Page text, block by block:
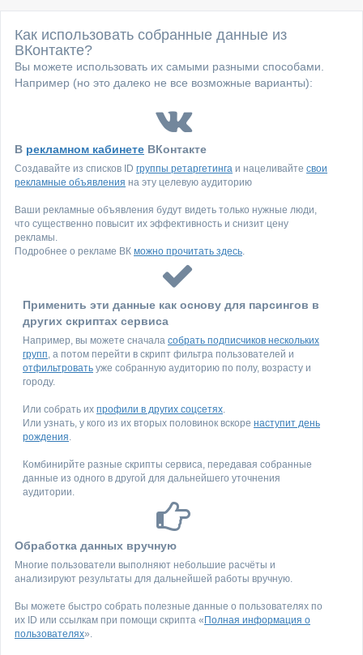
Как использовать собранные данные из
ВКонтакте?
Вы можете использовать их самыми разными способами.
Например (но это далеко не все возможные варианты):
В рекламном кабинете ВКонтакте
Создавайте из списков ID группы ретаргетинга и нацеливайте свои
рекламные объявления на эту целевую аудиторию
Ваши рекламные объявления будут видеть только нужные люди,
что существенно повысит их эффективность и снизит цену
рекламы.
Подробнее о рекламе ВК можно прочитать здесь.
Применить эти данные как основу для парсингов в
других скриптах сервиса
Например, вы можете сначала собрать подписчиков нескольких
групп, а потом перейти в скрипт фильтра пользователей и
отфильтровать уже собранную аудиторию по полу, возрасту и
городу.
Или собрать их профили в других соцсетях.
Или узнать, у кого из их вторых половинок вскоре наступит день
рождения.
Комбинирйте разные скрипты сервиса, передавая собранные
данные из одного в другой для дальнейшего уточнения
аудитории.
Обработка данных вручную
Многие пользователи выполняют небольшие расчёты и
анализируют результаты для дальнейшей работы вручную.
Вы можете быстро собрать полезные данные о пользователях по
их ID или ссылкам при помощи скрипта « Полная информация о
пользователях».